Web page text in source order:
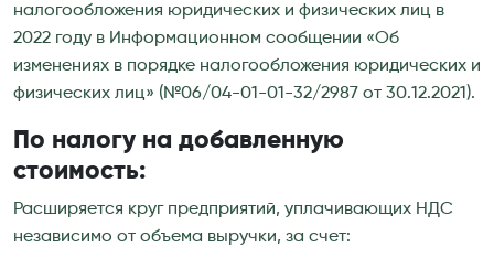
налогообложения юридических и физических лиц в
2022 году в Информационном сообщении «Об
изменениях в порядке налогообложения юридических и
физических лиц» (№06/04-01-01-32/2987 от 30.12.2021).
По налогу на добавленную
стоимость:
Расширяется круг предприятий, уплачивающих НДС
независимо от объема выручки, за счет: